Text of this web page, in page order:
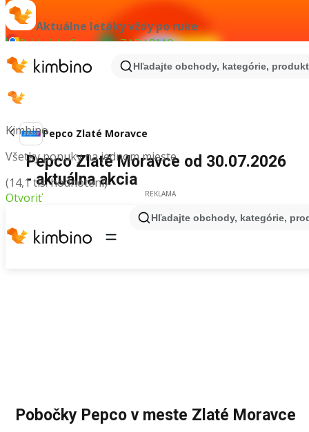
Aktuálne letáky vždy po ruke
Pridať do Chrome - ZADARMO
Kimbino
Všetky ponuky na jednom mieste
(14,1 tis. hodnotení)
Otvoriť
Hľadajte obchody, kategórie,
Hľadajte obchody, kategórie,
Pepco Zlaté Moravce
Pepco Zlaté Moravce od 30.07.2026
- aktuálna akcia
REKLAMA
Pobočky Pepco v meste Zlaté Moravce